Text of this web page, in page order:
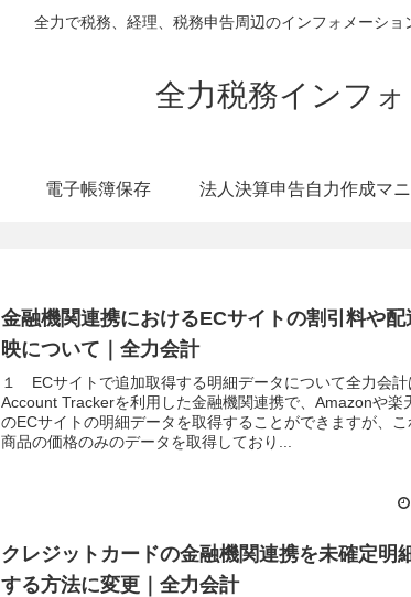
全力で税務、経理、税務申告周辺のインフォメーショ
全力税務インフォ
電子帳簿保存 法人決算申告自力作成マ
金融機関連携におけるECサイトの割引料や配
映について｜全力会計
１ ECサイトで追加取得する明細データについて全力会計
Account Trackerを利用した金融機関連携で、Amazonや楽
のECサイトの明細データを取得することができますが、こ
商品の価格のみのデータを取得しており...
クレジットカードの金融機関連携を未確定明
する方法に変更｜全力会計